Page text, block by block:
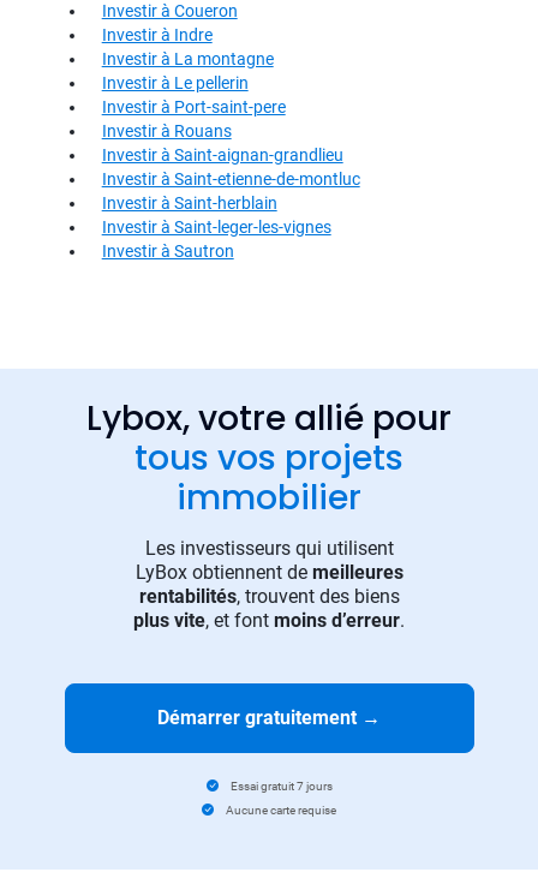
Investir à Coueron
Investir à Indre
Investir à La montagne
Investir à Le pellerin
Investir à Port-saint-pere
Investir à Rouans
Investir à Saint-aignan-grandlieu
Investir à Saint-etienne-de-montluc
Investir à Saint-herblain
Investir à Saint-leger-les-vignes
Investir à Sautron
Lybox, votre allié pour
tous vos projets
immobilier
Les investisseurs qui utilisent
LyBox obtiennent de meilleures
rentabilités, trouvent des biens
plus vite, et font moins d’erreur.
Démarrer gratuitement →
Essai gratuit 7 jours
Aucune carte requise